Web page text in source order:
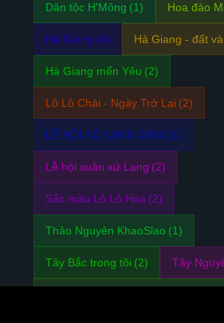
Dân tộc H'Mông (1) Hoa đào
Hà Giang (4) Hà Giang - đất
Hà Giang mến Yêu (2)
Lô Lô Chải - Ngày Trở Lại (2)
LỄ HỘI XỨ LẠNG 2024 (1)
Lễ hội xuân xứ Lạng (2)
Sắc màu Lô Lô Hoa (2)
Thảo Nguyên KhaoSlao (1)
Tây Bắc trong tôi (2) Tây